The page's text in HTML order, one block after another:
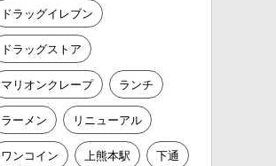
ドラッグイレブン
ドラッグストア
マリオンクレープ ランチ
ラーメン リニューアル
ワンコイン 上熊本駅 下通